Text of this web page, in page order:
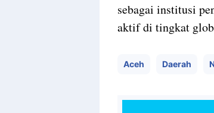
sebagai institusi
aktif di tingkat
Aceh Daerah